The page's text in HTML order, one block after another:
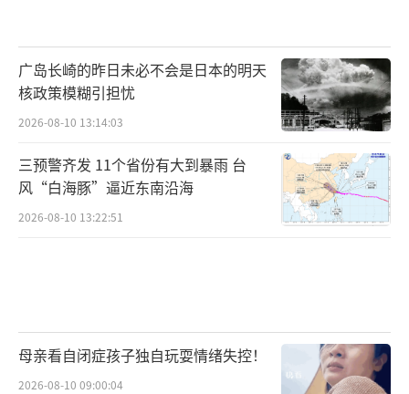
广岛长崎的昨日未必不会是日本的明天
核政策模糊引担忧
2026-08-10 13:14:03
三预警齐发 11个省份有大到暴雨 台
风“白海豚”逼近东南沿海
2026-08-10 13:22:51
母亲看自闭症孩子独自玩耍情绪失控！
2026-08-10 09:00:04